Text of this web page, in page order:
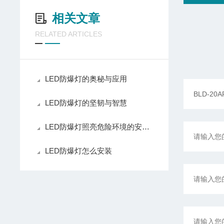
相关文章
RELATED ARTICLES
LED防爆灯的奥秘与应用
LED防爆灯的坚韧与智慧
LED防爆灯照亮危险环境的安全之光
LED防爆灯怎么安装